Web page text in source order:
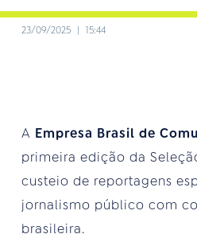
23/09/2025 | 15:44
A Empresa Brasil de
primeira edição da
custeio de reportagens
jornalismo público com
brasileira.